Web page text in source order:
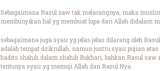
Sebagaimana Rasul saw tak melarangnya, maka
membunyikan hal yg membuat lupa dari Allah didalam
sebagaimana juga syair yg jelas jelas dilarang oleh
adalah tempat dzikrullah, namun justru syair pujian
hadits shahih dalam shahih Bukhari, bahkan Rasul
tentunya syair yg memuji Allah dan Rasul Nya.